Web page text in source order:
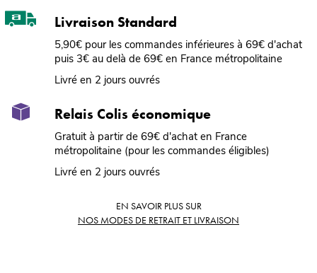
Livraison Standard
5,90€ pour les commandes inférieures à 69€ d'achat
puis 3€ au delà de 69€ en France métropolitaine
Livré en 2 jours ouvrés
Relais Colis économique
Gratuit à partir de 69€ d'achat en France
métropolitaine (pour les commandes éligibles)
Livré en 2 jours ouvrés
EN SAVOIR PLUS SUR
NOS MODES DE RETRAIT ET LIVRAISON